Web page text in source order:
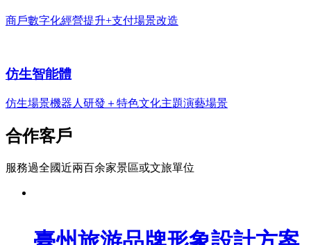
商戶數字化經營提升+支付場景改造
仿生智能體
仿生場景機器人研發＋特色文化主題演藝場景
合作客戶
服務過全國近兩百余家景區或文旅單位